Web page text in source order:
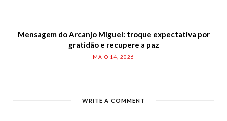
Mensagem do Arcanjo Miguel: troque expectativa por
gratidão e recupere a paz
MAIO 14, 2026
WRITE A COMMENT